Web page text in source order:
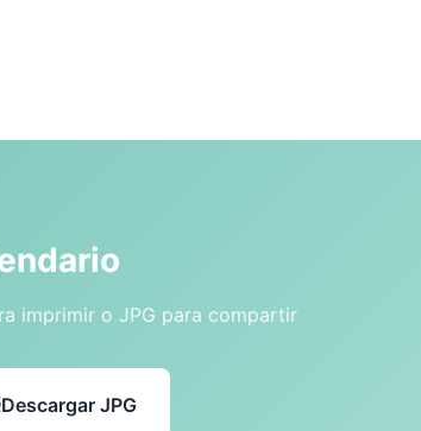
imprimir o JPG para compartir
Descargar JPG